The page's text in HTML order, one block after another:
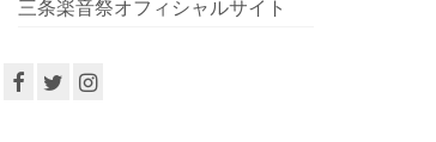
三条楽音祭オフィシャルサイト